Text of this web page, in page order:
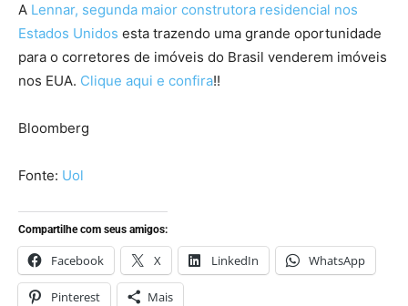
A Lennar, segunda maior construtora residencial nos
Estados Unidos esta trazendo uma grande oportunidade
para o corretores de imóveis do Brasil venderem imóveis
nos EUA. Clique aqui e confira!!
Bloomberg
Fonte: Uol
Compartilhe com seus amigos:
Facebook X LinkedIn WhatsApp
Pinterest Mais